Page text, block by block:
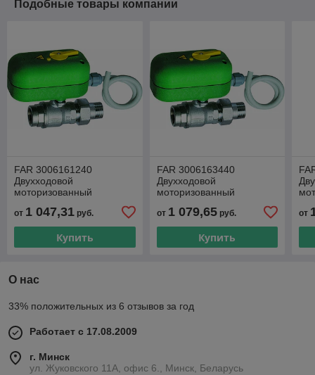
Подобные товары компании
FAR 3006161240
Двухходовой
моторизованный
деблокировкой, 24В, 1/2",
12,6 м3/ч
от 1 047,31 руб.
Купить
FAR 3006163440
Двухходовой
моторизованный
деблокировкой, 24В, 3/4",
17,5 м3/ч
от 1 079,65руб.
Купить
9
от
О нас
33% положительных из 6 отзывов за год
Работает с 17.08.2009
г. Минск
ул. Жуковского 11А, офис 6., Минск, Беларусь